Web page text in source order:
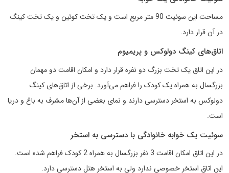
مساحت این سوئیت 90 متر مربع است و یک تخت کوئین و یک تخت کینگ
در آن قرار دارد.
اتاق‌های کینگ دولوکس و پریمیوم
در این اتاق یک تخت بزرگ دو نفره قرار دارد و امکان اقامت دو مهمان
بزرگسال به همراه یک کودک را فراهم می‌آورد. برخی از اتاق‌های کینگ
دولوکس به استخر دسترسی دارند و نمای بعضی از آن‌ها مشرف به باغ و دریا
است.
سوئیت یک خوابه خانوادگی با دسترسی به استخر
در این اتاق امکان اقامت 3 نفر بزرگسال به همراه 2 کودک فراهم شده است.
این اتاق استخر خصوصی ندارد ولی به استخر هتل دسترسی دارد.